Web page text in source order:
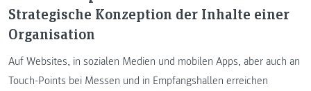
Strategische Konzeption der Inhalte einer
Organisation
Auf Websites, in sozialen Medien und mobilen Apps, aber auch an
Touch-Points bei Messen und in Empfangshallen erreichen